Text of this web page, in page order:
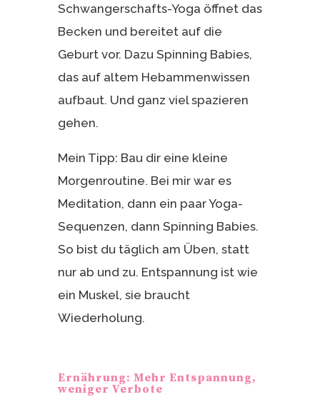
Schwangerschafts-Yoga öffnet das
Becken und bereitet auf die
Geburt vor. Dazu Spinning Babies,
das auf altem Hebammenwissen
aufbaut. Und ganz viel spazieren
gehen.
Mein Tipp: Bau dir eine kleine
Morgenroutine. Bei mir war es
Meditation, dann ein paar Yoga-
Sequenzen, dann Spinning Babies.
So bist du täglich am Üben, statt
nur ab und zu. Entspannung ist wie
ein Muskel, sie braucht
Wiederholung.
Ernährung: Mehr Entspannung,
weniger Verbote